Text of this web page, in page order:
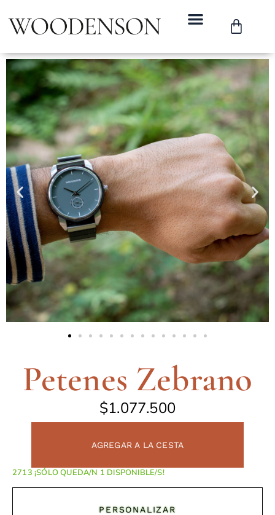
Petenes Zebrano
$1.077.500
AGREGAR A LA CESTA
¡SÓLO QUEDA/N 1 DISPONIBLE/S!
PERSONALIZAR